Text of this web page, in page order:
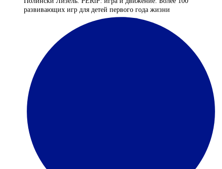
развивающих игр для детей первого года жизни